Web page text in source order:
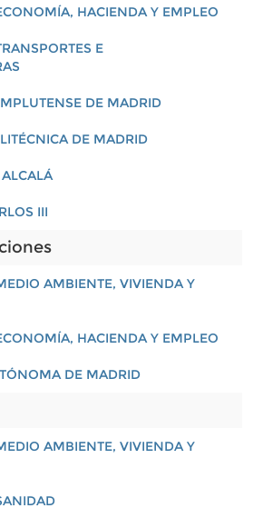
HACIENDA Y EMPLEO
E
DE MADRID
DE MADRID
III
AMBIENTE, VIVIENDA Y
HACIENDA Y EMPLEO
DE MADRID
AMBIENTE, VIVIENDA Y